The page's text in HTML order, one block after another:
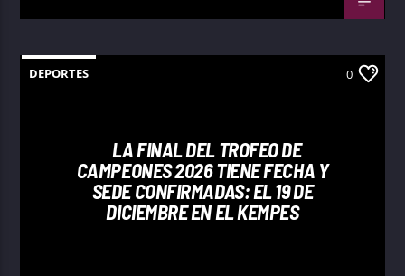
DEPORTES 0
LA FINAL DEL TROFEO DE
CAMPEONES 2026 TIENE FECHA Y
SEDE CONFIRMADAS: EL 19 DE
DICIEMBRE EN EL KEMPES